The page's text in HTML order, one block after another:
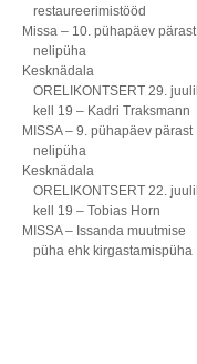
restaureerimistööd
Missa – 10. pühapäev pärast
nelipüha
Kesknädala
ORELIKONTSERT 29. juulil
kell 19 – Kadri Traksmann
MISSA – 9. pühapäev pärast
nelipüha
Kesknädala
ORELIKONTSERT 22. juulil
kell 19 – Tobias Horn
MISSA – Issanda muutmise
püha ehk kirgastamispüha